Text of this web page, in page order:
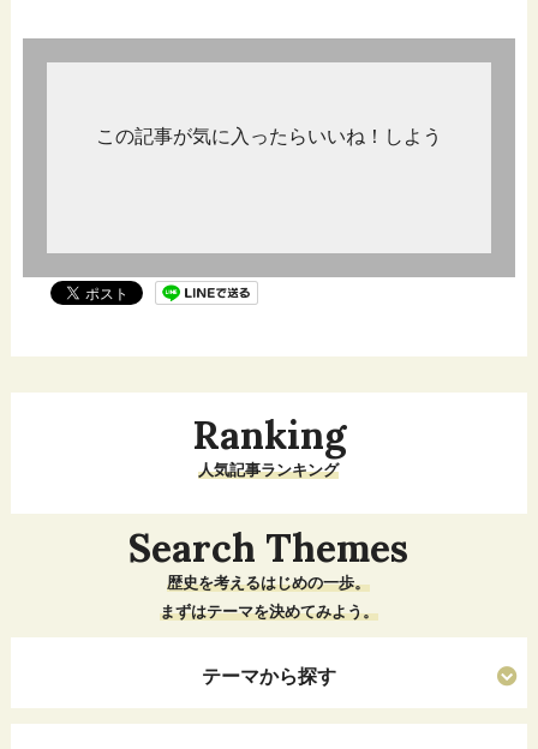
この記事が気に入ったらいいね！しよう
Ranking
人気記事ランキング
Search Themes
歴史を考えるはじめの一歩。
まずはテーマを決めてみよう。
テーマから探す